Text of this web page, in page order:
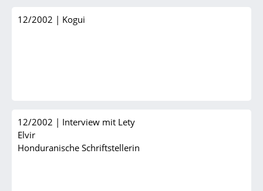
12/2002 | Kogui
12/2002 | Interview mit Lety
Elvir
Honduranische Schriftstellerin